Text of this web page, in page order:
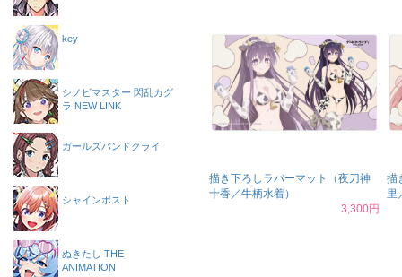
描き下ろしラバーマット（夜刀神
十香／牛柄水着）
3,300円
描
里
key
シノビマスター 閃乱カグ
ラ NEW LINK
ガールズバンドクライ
シャインポスト
ぬきたし THE
ANIMATION